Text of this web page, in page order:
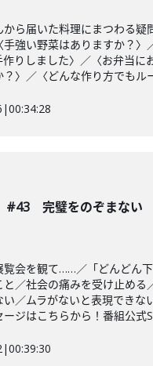
から届いた料理にまつわる疑
強い野菜はありますか？〉
りしました〉／〈お弁当に
〉／〈どんな作り方でもル
|00:34:28
#43 完璧をのぞまない
覧会を観て……／「どんどん
／社会の痛みを受け止める
／ムラがないと表現できな
ジはこちらから！番組公式
|00:39:30